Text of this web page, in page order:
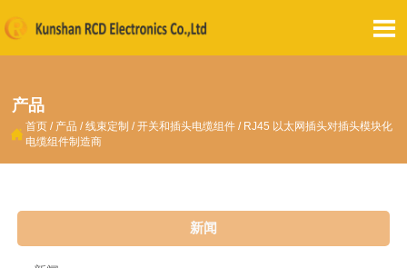

产品
 首页 / 产品 /线束定制 /开关和插头电缆组件 / RJ45 以太网插头对插头模块化
电缆组件制造商
新闻